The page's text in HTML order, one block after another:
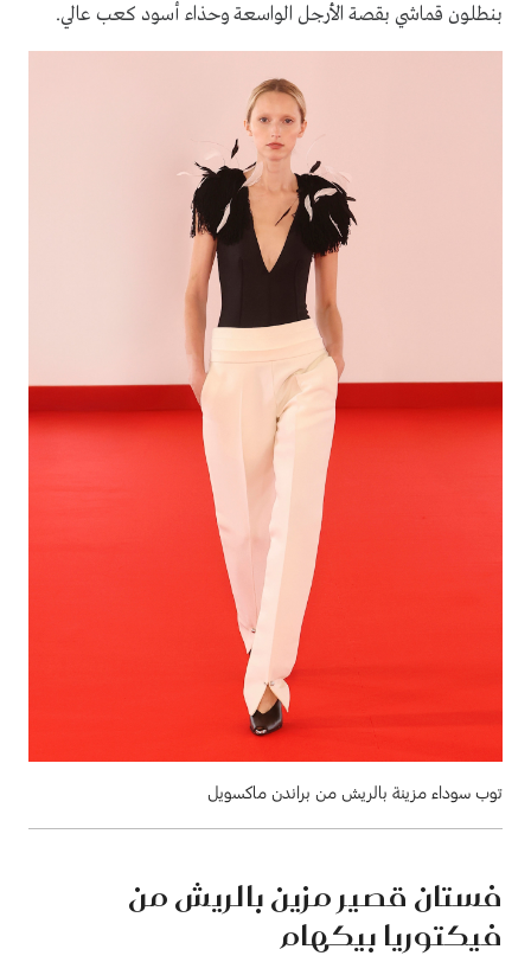
بنطلون قماشي بقصة الأرجل الواسعة وحذاء أسود كعب عالي.
توب سوداء مزينة بالريش من براندن ماكسويل
فستان قصير مزين بالريش من
فيكتوريا بيكهام